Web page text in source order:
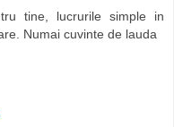
tine, lucrurile simple in
Numai cuvinte de lauda